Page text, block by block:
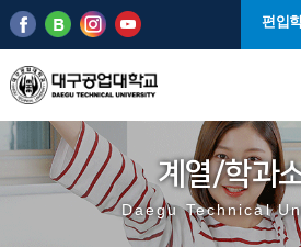
주메뉴
본문 바로가기
편입
계열/학과
Daegu Technical